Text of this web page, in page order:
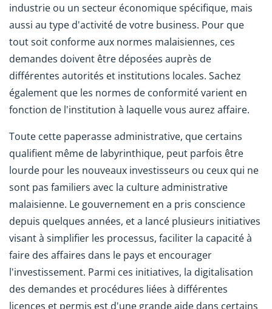
industrie ou un secteur économique spécifique, mais
aussi au type d'activité de votre business. Pour que
tout soit conforme aux normes malaisiennes, ces
demandes doivent être déposées auprès de
différentes autorités et institutions locales. Sachez
également que les normes de conformité varient en
fonction de l'institution à laquelle vous aurez affaire.
Toute cette paperasse administrative, que certains
qualifient même de labyrinthique, peut parfois être
lourde pour les nouveaux investisseurs ou ceux qui ne
sont pas familiers avec la culture administrative
malaisienne. Le gouvernement en a pris conscience
depuis quelques années, et a lancé plusieurs initiatives
visant à simplifier les processus, faciliter la capacité à
faire des affaires dans le pays et encourager
l'investissement. Parmi ces initiatives, la digitalisation
des demandes et procédures liées à différentes
licences et permis est d'une grande aide dans certains